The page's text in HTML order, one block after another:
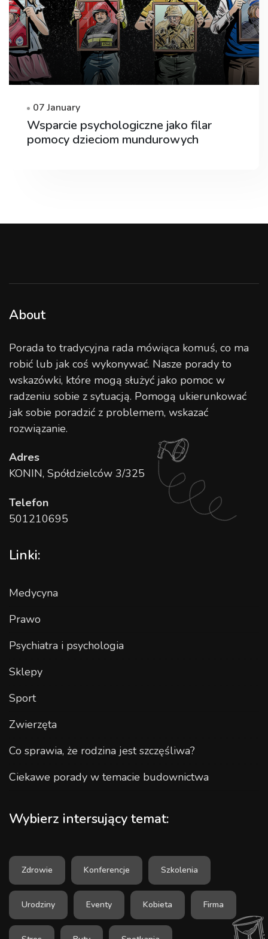
07 January
Wsparcie psychologiczne jako filar
pomocy dzieciom mundurowych
About
Porada to tradycyjna rada mówiąca komuś, co ma
robić lub jak coś wykonywać. Nasze porady to
wskazówki, które mogą służyć jako pomoc w
radzeniu sobie z sytuacją. Pomogą ukierunkować
jak sobie poradzić z problemem, wskazać
rozwiązanie.
Adres
KONIN, Spółdzielców 3/325
Telefon
501210695
Linki:
Medycyna
Prawo
Psychiatra i psychologia
Sklepy
Sport
Zwierzęta
Co sprawia, że rodzina jest szczęśliwa?
Ciekawe porady w temacie budownictwa
Wybierz intersujący temat:
Zdrowie Konferencje Szkolenia
Urodziny Eventy Kobieta Firma